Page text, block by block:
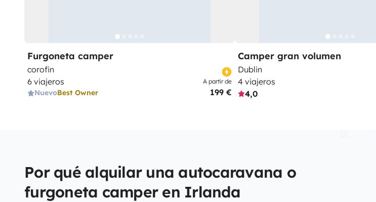
Furgoneta camper
corofin
6 viajeros
NuevoBest Owner
A partir de
199 €
Camper gran volumen
Dublin
4 viajeros
4,0
Por qué alquilar una autocaravana o
furgoneta camper en Irlanda